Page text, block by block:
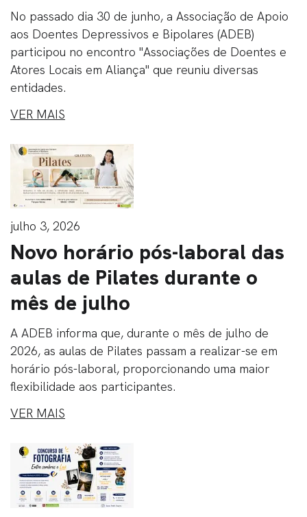
No passado dia 30 de junho, a Associação de Apoio
aos Doentes Depressivos e Bipolares (ADEB)
participou no encontro "Associações de Doentes e
Atores Locais em Aliança" que reuniu diversas
entidades.
VER MAIS
julho 3, 2026
Novo horário pós-laboral das
aulas de Pilates durante o
mês de julho
A ADEB informa que, durante o mês de julho de
2026, as aulas de Pilates passam a realizar-se em
horário pós-laboral, proporcionando uma maior
flexibilidade aos participantes.
VER MAIS